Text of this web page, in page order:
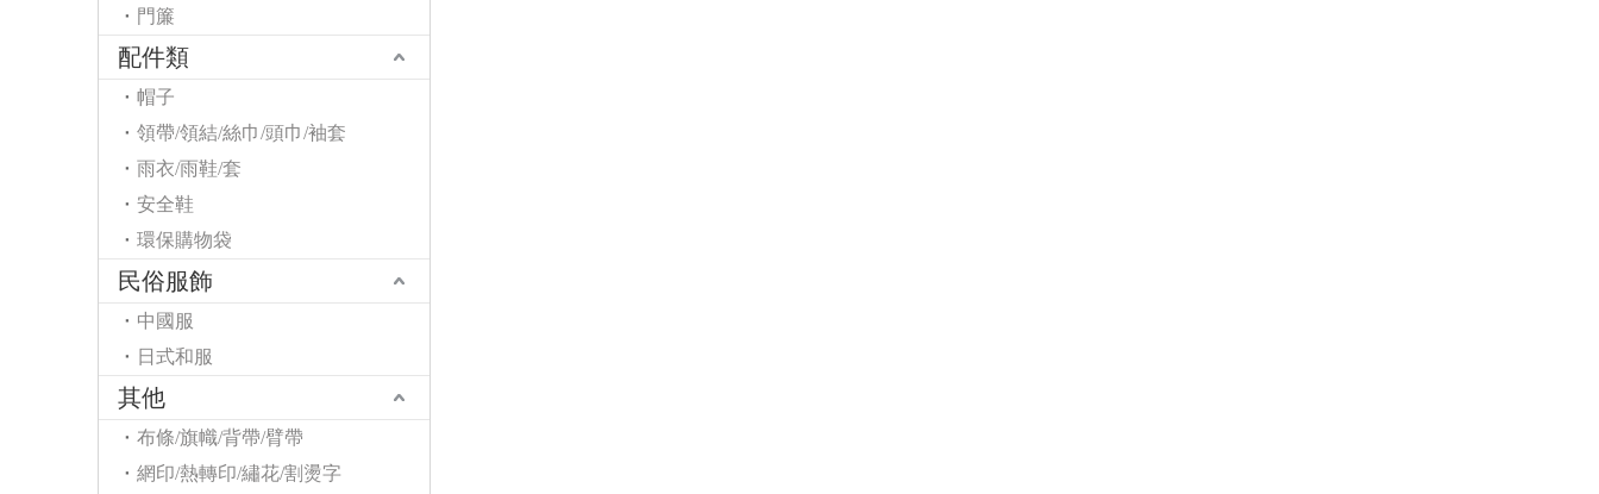
門簾
配件類
帽子
領帶/領結/絲巾/頭巾/袖套
雨衣/雨鞋/套
安全鞋
環保購物袋
民俗服飾
中國服
日式和服
其他
布條/旗幟/背帶/臂帶
網印/熱轉印/繡花/割燙字